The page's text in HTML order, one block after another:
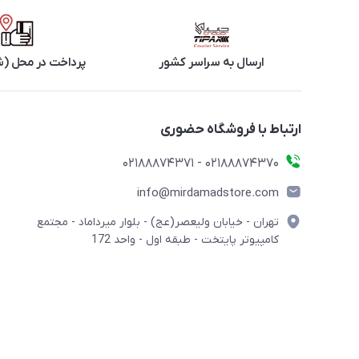
ارسال به سراسر کشور پرداخت در محل
ارتباط با فروشگاه حضوری
02188874370 - 02188874371
info@mirdamadstore.com
تهران - خیابان ولیعصر(عج) - بلوار میرداماد - مجتمع
کامپیوتر پایتخت - طبقه اول - واحد 172